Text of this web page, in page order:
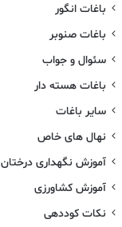
باغات انگور
باغات صنوبر
سئوال و جواب
باغات هسته دار
سایر باغات
نهال های خاص
آموزش نگهداری درختان
آموزش کشاورزی
نکات کوددهی